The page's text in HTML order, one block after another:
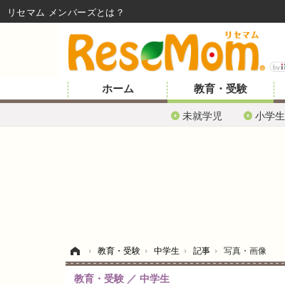
ホーム 教育・受験
未就学児 小学生
› 教育・受験 › 中学生 › 記事 › 写真・画像
教育・受験 中学生
リセマム メンバーズ